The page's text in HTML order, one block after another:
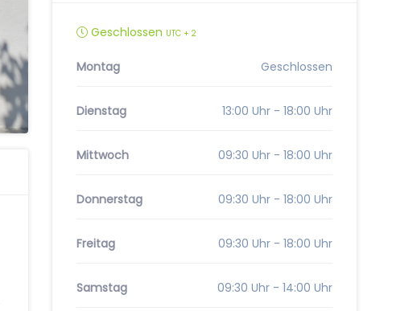
Geschlossen UTC + 2
Montag Geschlossen
Dienstag 13:00 Uhr - 18:00 Uhr
Mittwoch 09:30 Uhr - 18:00 Uhr
Donnerstag 09:30 Uhr - 18:00 Uhr
Freitag 09:30 Uhr - 18:00 Uhr
Samstag 09:30 Uhr - 14:00 Uhr